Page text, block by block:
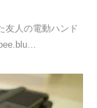
友人の電動ハンド